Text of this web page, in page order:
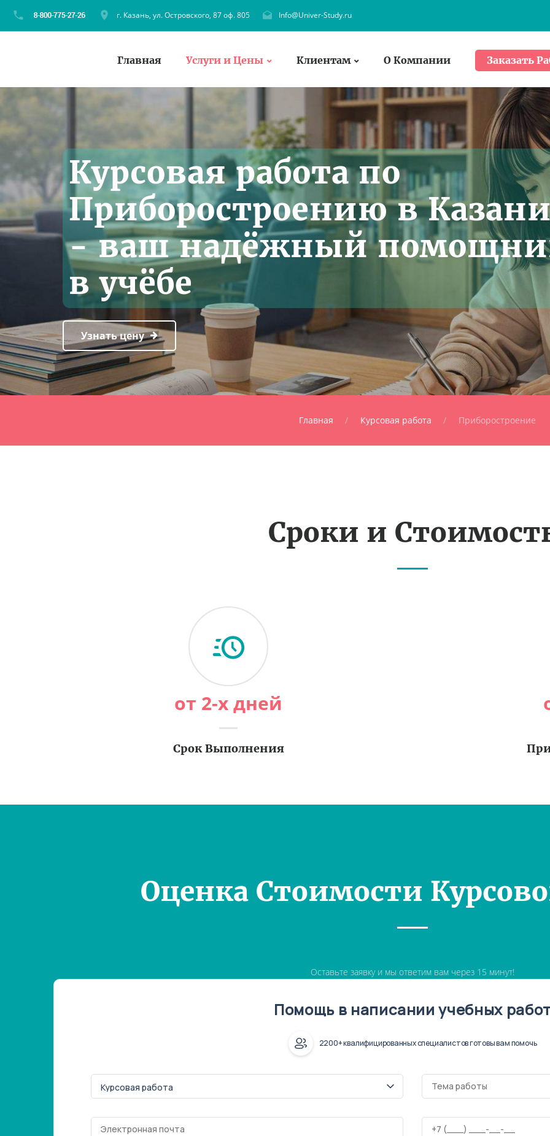
г. Казань, ул. Островского, 87 оф. 805 Info@Univer-Study.ru
Главная Услуги и Цены Клиентам О Компании Заказать
Курсовая работа по
Приборостроению в
- ваш надёжный
в учёбе
Узнать цену
Главная Курсовая работа Приборостроение
Сроки и
от 2-х дней
Срок Выполнения
Оценка Стоимости
Оставьте заявку и мы ответим вам через 15 минут!
Помощь в написании учебных
2200+ квалифицированных специалистов готовы вам помочь